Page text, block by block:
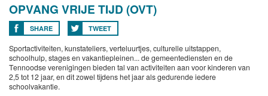
OPVANG VRIJE TIJD (OVT)
SHARE TWEET
Sportactiviteiten, kunstateliers, verteluurtjes, culturelle uitstappen,
schoolhulp, stages en vakantiepleinen... de gemeentediensten en de
Tennoodse verenigingen bieden tal van activiteiten aan voor kinderen van
2,5 tot 12 jaar, en dit zowel tijdens het jaar als gedurende iedere
schoolvakantie.